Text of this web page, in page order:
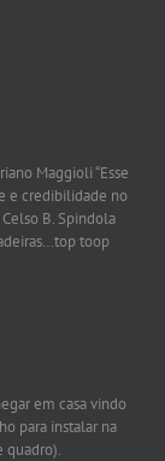
Maggioli“Esse
e credibilidade no
B. Spindola
toop
em casa vindo
para instalar na
quadro).